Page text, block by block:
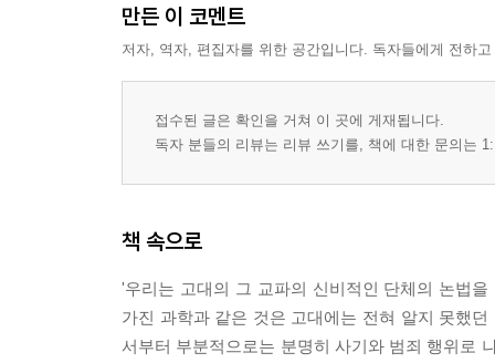
만든 이 코멘트
저자, 역자, 편집자를 위한 공간입니다. 독자들에게 전하
접수된 글은 확인을 거쳐 이 곳에 게재됩니다.
독자 분들의 리뷰는 리뷰 쓰기를, 책에 대한 문의는
책 속으로
'우리는 고대의 그 교파의 신비적인 단체의 논법
가진 과학과 같은 것은 고대에는 전혀 알지 못했
서부터 부분적으로는 분명히 사기와 범죄 행위로